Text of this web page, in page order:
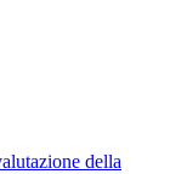
della